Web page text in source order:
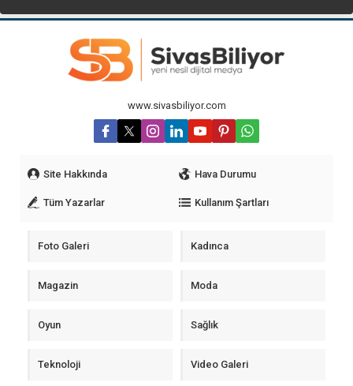
www.sivasbiliyor.com
Site Hakkında Hava Durumu
Tüm Yazarlar Kullanım Şartları
Foto Galeri Kadınca
Magazin Moda
Oyun Sağlık
Teknoloji Video Galeri